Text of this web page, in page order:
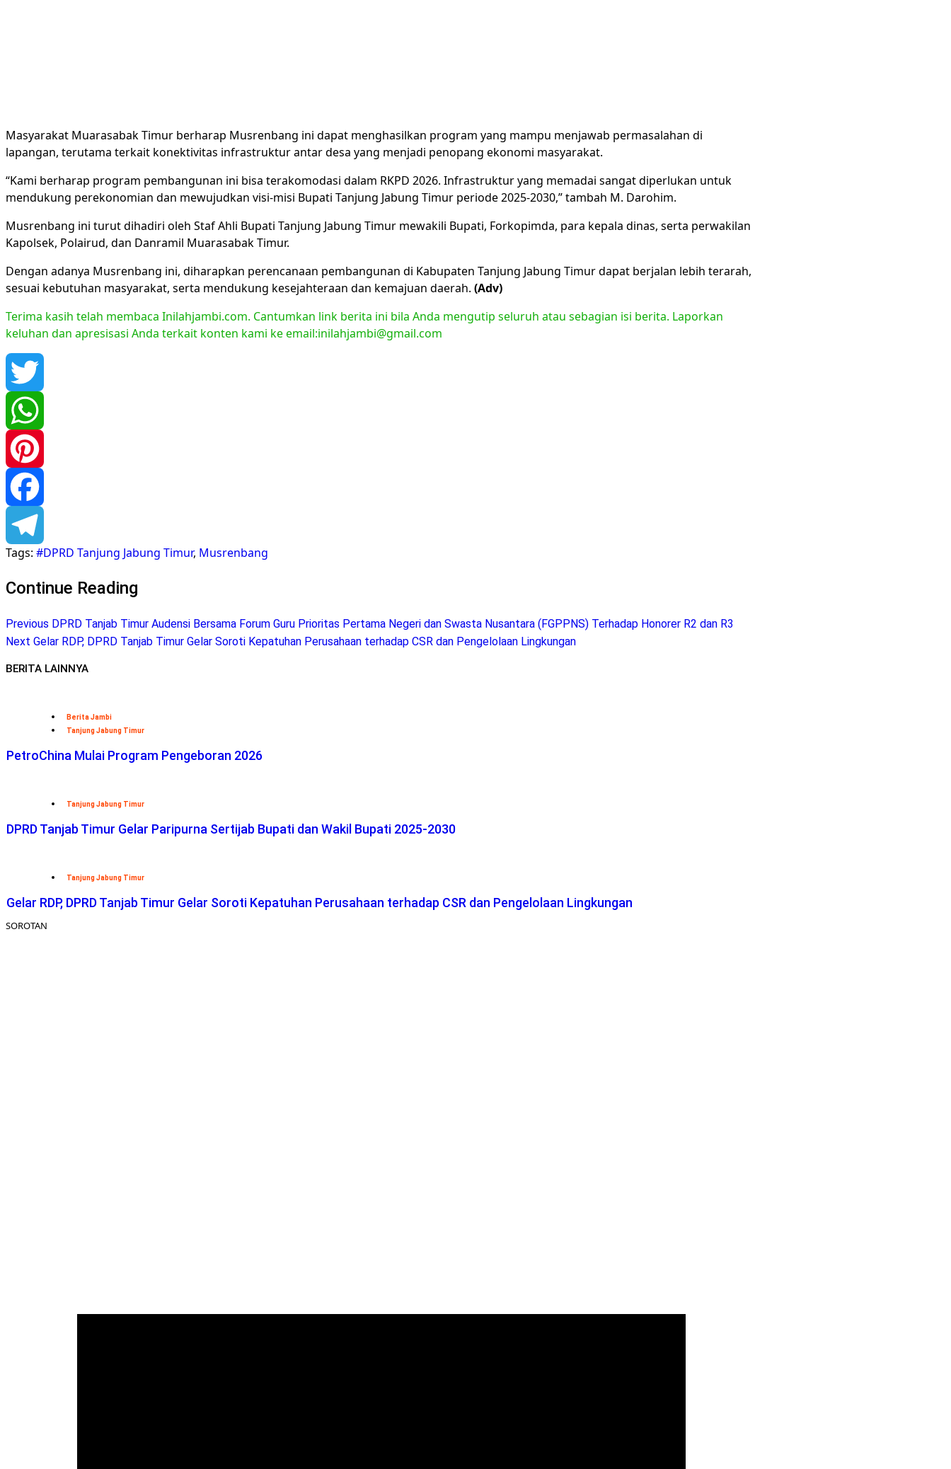
Masyarakat Muarasabak Timur berharap Musrenbang ini dapat menghasilkan program yang mampu menjawab permasalahan di
lapangan, terutama terkait konektivitas infrastruktur antar desa yang menjadi penopang ekonomi masyarakat.
“Kami berharap program pembangunan ini bisa terakomodasi dalam RKPD 2026. Infrastruktur yang memadai sangat diperlukan untuk
mendukung perekonomian dan mewujudkan visi-misi Bupati Tanjung Jabung Timur periode 2025-2030,” tambah M. Darohim.
Musrenbang ini turut dihadiri oleh Staf Ahli Bupati Tanjung Jabung Timur mewakili Bupati, Forkopimda, para kepala dinas, serta perwakilan
Kapolsek, Polairud, dan Danramil Muarasabak Timur.
Dengan adanya Musrenbang ini, diharapkan perencanaan pembangunan di Kabupaten Tanjung Jabung Timur dapat berjalan lebih terarah,
sesuai kebutuhan masyarakat, serta mendukung kesejahteraan dan kemajuan daerah. (Adv)
Terima kasih telah membaca Inilahjambi.com. Cantumkan link berita ini bila Anda mengutip seluruh atau sebagian isi berita. Laporkan
keluhan dan apresisasi Anda terkait konten kami ke email:inilahjambi@gmail.com
Twitter
WhatsApp
Pinterest
Facebook
Telegram
Tags: #DPRD Tanjung Jabung Timur, Musrenbang
Continue Reading
Previous DPRD Tanjab Timur Audensi Bersama Forum Guru Prioritas Pertama Negeri dan Swasta Nusantara (FGPPNS) Terhadap Honorer R2 dan R3
Next Gelar RDP, DPRD Tanjab Timur Gelar Soroti Kepatuhan Perusahaan terhadap CSR dan Pengelolaan Lingkungan
BERITA LAINNYA
Berita Jambi
Tanjung Jabung Timur
PetroChina Mulai Program Pengeboran 2026
Tanjung Jabung Timur
DPRD Tanjab Timur Gelar Paripurna Sertijab Bupati dan Wakil Bupati 2025-2030
Tanjung Jabung Timur
Gelar RDP, DPRD Tanjab Timur Gelar Soroti Kepatuhan Perusahaan terhadap CSR dan Pengelolaan Lingkungan
SOROTAN